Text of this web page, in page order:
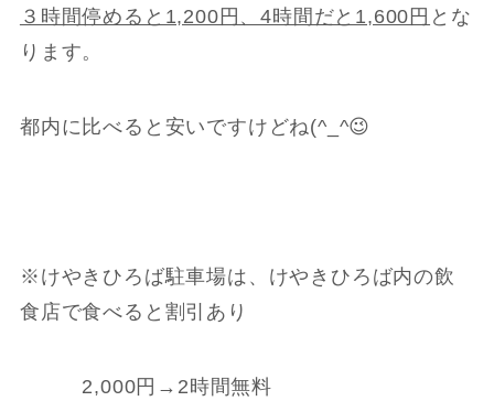
３時間停めると1,200円、4時間だと1,600円 とな
ります。
都内に比べると安いですけどね(^_^😉
※けやきひろば駐車場は、けやきひろば内の飲
食店で食べると割引あり
2,000円→2時間無料